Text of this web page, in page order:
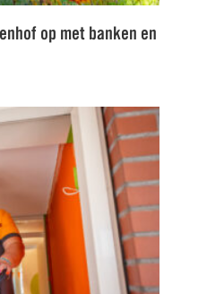
op met banken en